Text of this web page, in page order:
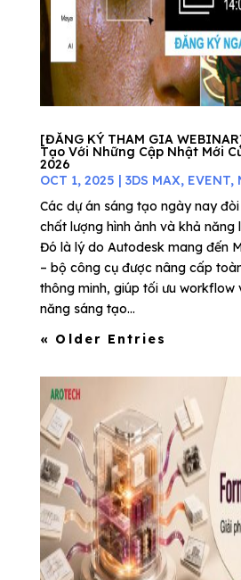
[ĐĂNG KÝ THAM GIA
Tạo Với Những Cập Nhật Mới
2026
OCT 1, 2025 | 3DS MAX, EVENT,
Các dự án sáng tạo ngày nay
chất lượng hình ảnh và khả năng
Đó là lý do Autodesk mang đến
– bộ công cụ được nâng cấp
thông minh, giúp tối ưu workflow
năng sáng tạo...
« Older Entries